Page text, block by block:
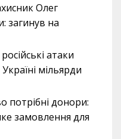
Олег
загинув на
атаки
мільярди
потрібні донори:
замовлення для